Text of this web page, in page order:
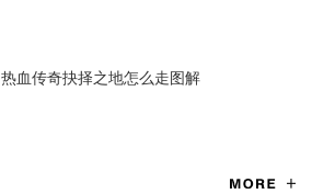
热血传奇抉择之地怎么走图解